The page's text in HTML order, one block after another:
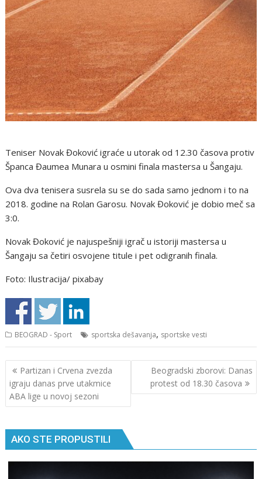
Teniser Novak Đoković igraće u utorak od 12.30 časova protiv
Španca Đaumea Munara u osmini finala mastersa u Šangaju.
Ova dva tenisera susrela su se do sada samo jednom i to na
2018. godine na Rolan Garosu. Novak Đoković je dobio meč sa
3:0.
Novak Đoković je najuspešniji igrač u istoriji mastersa u
Šangaju sa četiri osvojene titule i pet odigranih finala.
Foto: Ilustracija/ pixabay
BEOGRAD - Sport sportska dešavanja, sportske vesti
Кретање
чланка
Partizan i Crvena zvezda
igraju danas prve utakmice
ABA lige u novoj sezoni
Beogradski zborovi: Danas
protest od 18.30 časova
AKO STE PROPUSTILI